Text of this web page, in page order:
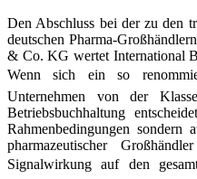
Den Abschluss bei der zu den
deutschen Pharma-
& Co. KG wertet International
Wenn sich ein so
Unternehmen von der
Betriebsbuchhaltung
Rahmenbedingungen sondern
pharmazeuti­scher
Signalwirkung auf den